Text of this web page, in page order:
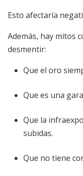
Esto afectaría
Además, hay mitos
desmentir:
Que el oro
Que es una
Que la
subidas.
Que no tiene